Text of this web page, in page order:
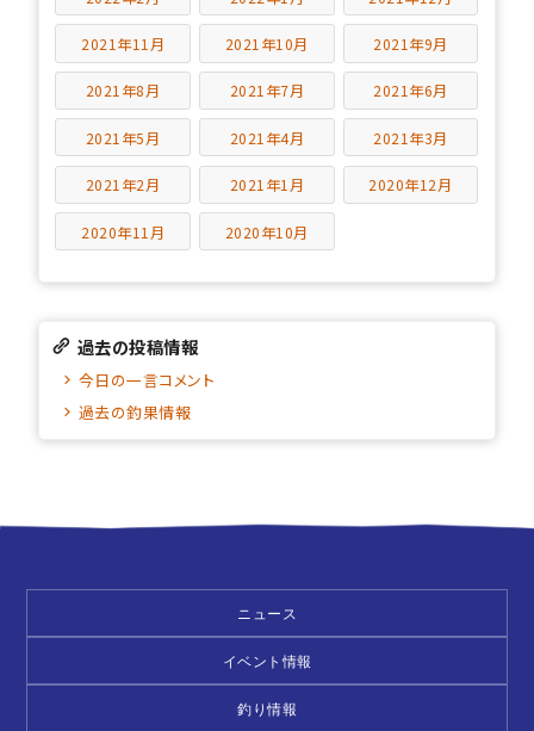
2021年11月 2021年10月 2021年9月
2021年8月 2021年7月 2021年6月
2021年5月 2021年4月 2021年3月
2021年2月 2021年1月 2020年12月
2020年11月 2020年10月
過去の投稿情報
今日の一言コメント
過去の釣果情報
ニュース
イベント情報
釣り情報